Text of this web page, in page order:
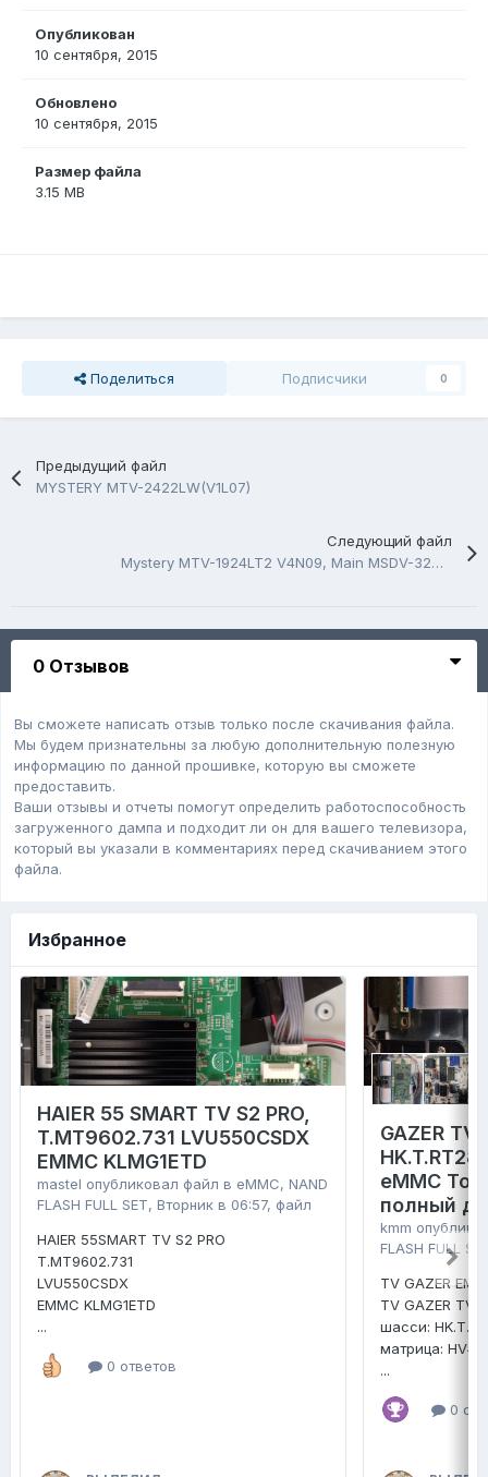
Опубликован
10 сентября, 2015
Обновлено
10 сентября, 2015
Размер файла
3.15 MB
Поделиться Подписчики 0
Предыдущий файл
MYSTERY MTV-2422LW(V1L07)
Следующий файл
Mystery MTV-1924LT2 V4N09, Main MSDV-3222-ZC01-01
0 Отзывов
Вы сможете написать отзыв только после скачивания файла.
Мы будем признательны за любую дополнительную полезную
информацию по данной прошивке, которую вы сможете
предоставить.
Ваши отзывы и отчеты помогут определить работоспособность
загруженного дампa и подходит ли он для вашего телевизора,
который вы указали в комментариях перед скачиванием этого
файла.
Избранное
HAIER 55 SMART TV S2 PRO,
T.MT9602.731 LVU550CSDX
EMMC KLMG1ETD
mastel опубликовал файл в eMMC, NAND
FLASH FULL SET, Вторник в 06:57, файл
HAIER 55SMART TV S2 PRO
T.MT9602.731
LVU550CSDX
EMMC KLMG1ETD
...
0 ответов
GAZER
eMMC
полный
kmm
FLASH FULL
TV GAZER
TV GAZER
шасси:
матрица:
...
0